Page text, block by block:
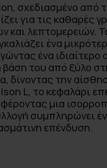
σχεδιασμένο από
για τις καθαρές
και λεπτομερειών.
ένα
ένα
του από ξύλο
δίνοντας την
L, το κεφαλάρι
μια
συμπληρώνει
επένδυση.